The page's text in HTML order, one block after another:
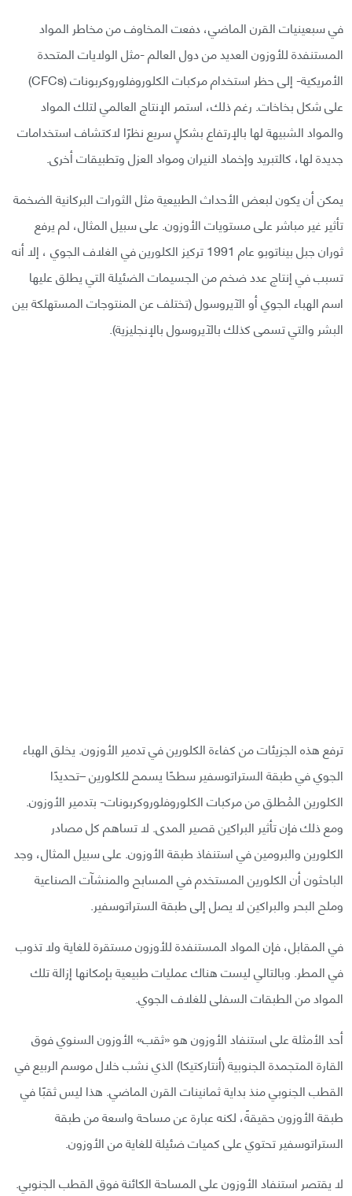
في سبعينيات القرن الماضي، دفعت المخاوف من مخاطر المواد
المستنفدة للأوزون العديد من دول العالم -مثل الولايات المتحدة
الأمريكية- إلى حظر استخدام مركبات الكلوروفلوروكربونات (CFCs)
على شكل بخاخات. رغم ذلك، استمر الإنتاج العالمي لتلك المواد
والمواد الشبيهة لها بالإرتفاع بشكلٍ سريع نظرًا لاكتشاف استخدامات
جديدة لها، كالتبريد وإخماد النيران ومواد العزل وتطبيقات أخرى.
يمكن أن يكون لبعض الأحداث الطبيعية مثل الثورات البركانية الضخمة
تأثير غير مباشر على مستويات الأوزون. على سبيل المثال، لم يرفع
ثوران جبل بيناتوبو عام 1991 تركيز الكلورين في الغلاف الجوي ، إلا أنه
تسبب في إنتاج عدد ضخم من الجسيمات الضئيلة التي يطلق عليها
اسم الهباء الجوي أو الآيروسول (تختلف عن المنتوجات المستهلكة بين
البشر والتي تسمى كذلك بالآيروسول بالإنجليزية).
ترفع هذه الجزيئات من كفاءة الكلورين في تدمير الأوزون. يخلق الهباء
الجوي في طبقة الستراتوسفير سطحًا يسمح للكلورين –تحديدًا
الكلورين المُطلق من مركبات الكلوروفلوروكربونات- بتدمير الأوزون.
ومع ذلك فإن تأثير البراكين قصير المدى. لا تساهم كل مصادر
الكلورين والبرومين في استنفاذ طبقة الأوزون. على سبيل المثال، وجد
الباحثون أن الكلورين المستخدم في المسابح والمنشآت الصناعية
وملح البحر والبراكين لا يصل إلى طبقة الستراتوسفير.
في المقابل، فإن المواد المستنفدة للأوزون مستقرة للغاية ولا تذوب
في المطر. وبالتالي ليست هناك عمليات طبيعية بإمكانها إزالة تلك
المواد من الطبقات السفلى للغلاف الجوي.
أحد الأمثلة على استنفاد الأوزون هو «ثقب» الأوزون السنوي فوق
القارة المتجمدة الجنوبية (أنتاركتيكا) الذي نشب خلال موسم الربيع في
القطب الجنوبي منذ بداية ثمانينات القرن الماضي. هذا ليس ثقبًا في
طبقة الأوزون حقيقةً، لكنه عبارة عن مساحة واسعة من طبقة
الستراتوسفير تحتوي على كميات ضئيلة للغاية من الأوزون.
لا يقتصر استنفاد الأوزون على المساحة الكائنة فوق القطب الجنوبي.